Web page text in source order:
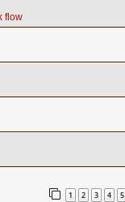
flow
1 2 3 4 5